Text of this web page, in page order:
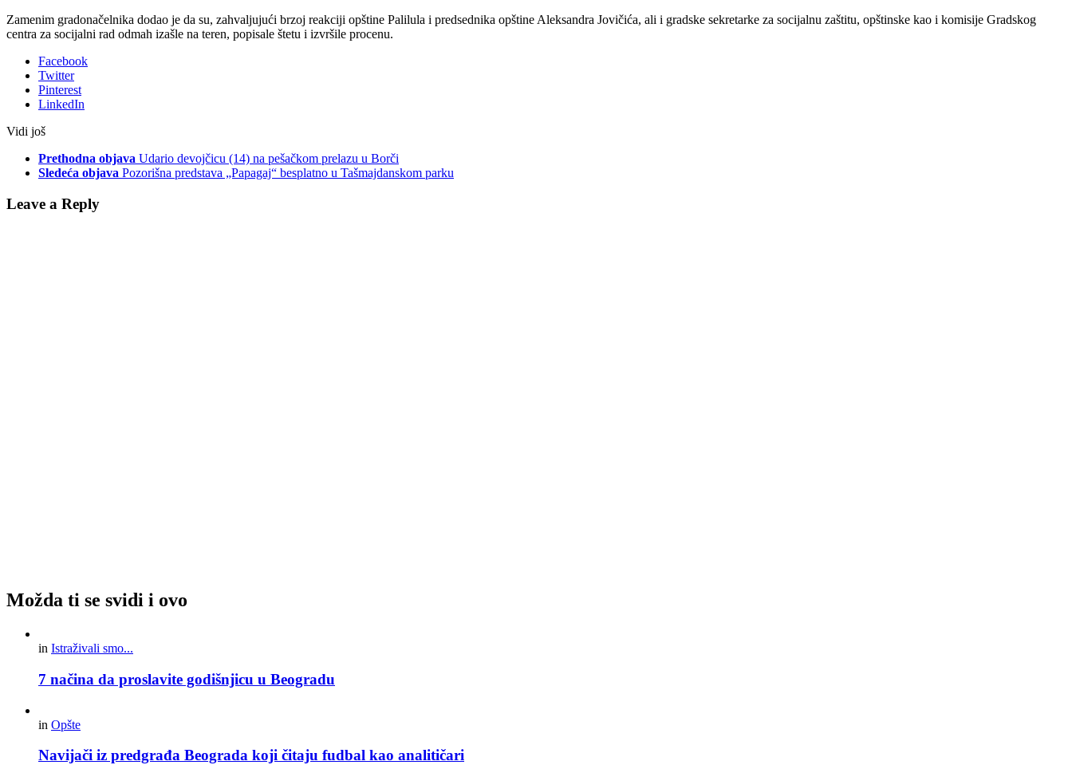
Zamenim gradonačelnika dodao je da su, zahvaljujući brzoj reakciji opštine Palilula i predsednika opštine Aleksandra Jovičića, ali i gradske sekretarke za socijalnu zaštitu, opštinske kao i komisije Gradskog
centra za socijalni rad odmah izašle na teren, popisale štetu i izvršile procenu.
Facebook
Twitter
Pinterest
LinkedIn
Vidi još
Prethodna objava Udario devojčicu (14) na pešačkom prelazu u Borči
Sledeća objava Pozorišna predstava „Papagaj“ besplatno u Tašmajdanskom parku
Leave a Reply
Možda ti se svidi i ovo
in Istraživali smo...
7 načina da proslavite godišnjicu u Beogradu
in Opšte
Navijači iz predgrađa Beograda koji čitaju fudbal kao analitičari